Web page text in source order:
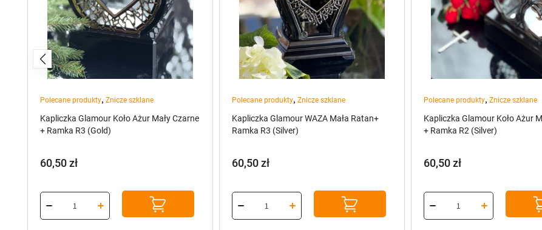
Polecane produkty, Znicze szklane
Kapliczka Glamour Koło Ażur Mały Czarne
+ Ramka R3 (Gold)
60,50zł
Polecane produkty, Znicze szklane
Kapliczka Glamour WAZA Mała Ratan+
Ramka R3 (Silver)
60,50zł
Polecane produkty, Znicze szklane
Kapliczka Glamour Koło Ażur
+ Ramka R2 (Silver)
60,50zł